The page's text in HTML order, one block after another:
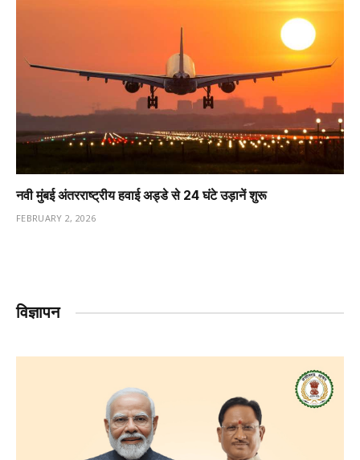
नवी मुंबई अंतरराष्ट्रीय हवाई अड्डे से 24 घंटे उड़ानें शुरू
FEBRUARY 2, 2026
विज्ञापन